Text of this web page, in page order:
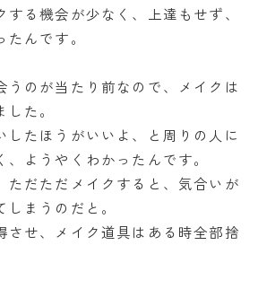
る機会が少なく、上達もせず、
んです。
うのが当たり前なので、メイクは
た。
したほうがいいよ、と周りの人に
ようやくわかったんです。
ただただメイクすると、気合いが
まうのだと。
させ、メイク道具はある時全部捨